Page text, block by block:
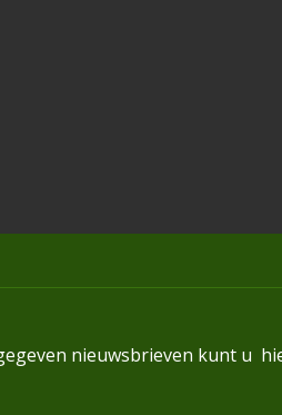
nieuwsbrieven kunt u